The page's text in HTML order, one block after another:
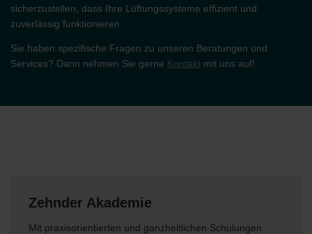
sicherzustellen, dass Ihre Lüftungssysteme effizient und
zuverlässig funktionieren.
Sie haben spezifische Fragen zu unseren Beratungen und
Services? Dann nehmen Sie gerne Kontakt mit uns auf!
Zehnder Akademie
Mit praxisorientierten und ganzheitlichen Schulungen